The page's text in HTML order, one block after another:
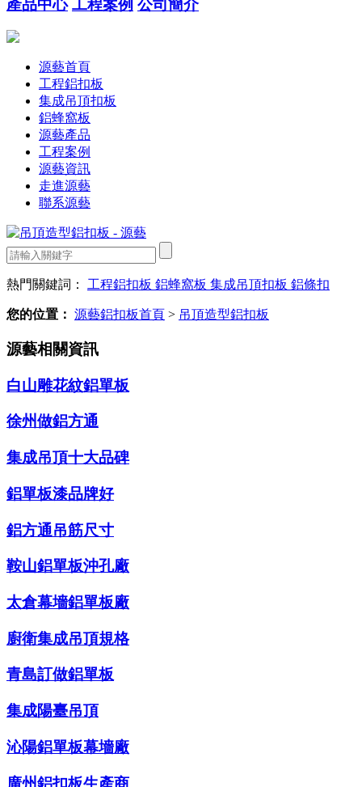
產品中心 工程案例 公司簡介
源藝首頁
工程鋁扣板
集成吊頂扣板
鋁蜂窩板
源藝產品
工程案例
源藝資訊
走進源藝
聯系源藝
熱門關鍵詞： 工程鋁扣板 鋁蜂窩板 集成吊頂扣板 鋁條扣
您的位置： 源藝鋁扣板首頁 > 吊頂造型鋁扣板
源藝相關資訊
白山雕花紋鋁單板
徐州做鋁方通
集成吊頂十大品碑
鋁單板漆品牌好
鋁方通吊筋尺寸
鞍山鋁單板沖孔廠
太倉幕墻鋁單板廠
廚衛集成吊頂規格
青島訂做鋁單板
集成陽臺吊頂
沁陽鋁單板幕墻廠
廣州鋁扣板生產商